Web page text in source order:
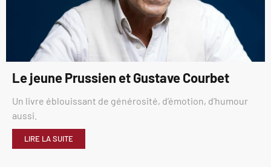
Le jeune Prussien et Gustave Courbet
Un livre éblouissant de générosité, d’émotion, d’humour
aussi.
LIRE LA SUITE